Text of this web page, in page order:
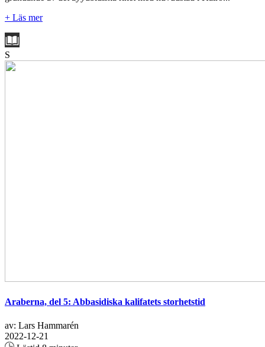
+ Läs mer
S
Araberna, del 5: Abbasidiska kalifatets storhetstid
av: Lars Hammarén
2022-12-21